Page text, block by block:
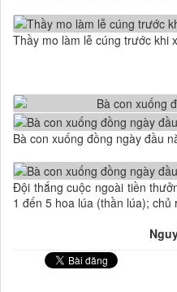
Thầy mo làm lễ cúng trước khi
Bà con xuống đồng ngày đầu
Đội thắng cuộc ngoài tiền
1 đến 5 hoa lúa (thần lúa);